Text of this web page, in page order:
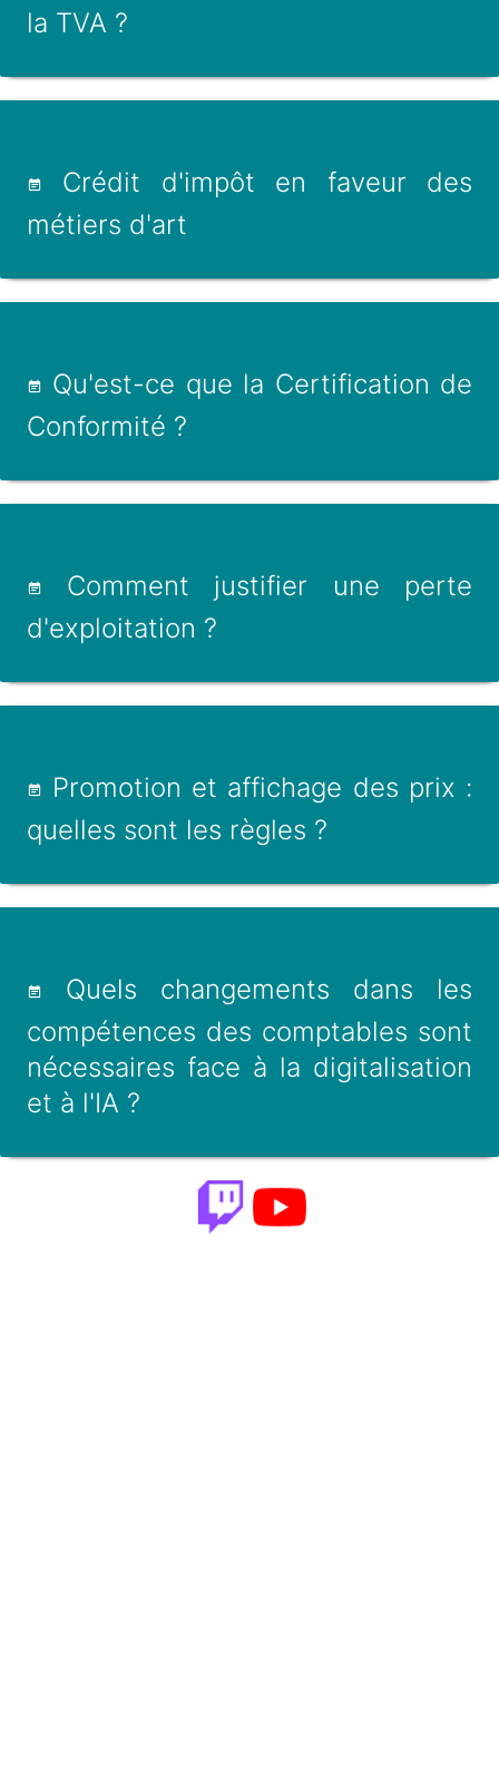
la TVA ?
Crédit d'impôt en faveur des
métiers d'art
Qu'est-ce que la Certification de
Conformité ?
Comment justifier une perte
d'exploitation ?
Promotion et affichage des prix :
quelles sont les règles ?
Quels changements dans les
compétences des comptables sont
nécessaires face à la digitalisation
et à l'IA ?